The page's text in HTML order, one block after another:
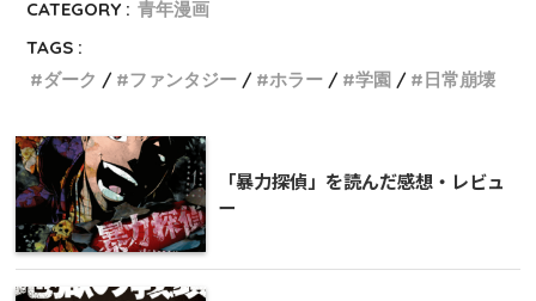
CATEGORY : 青年漫画
TAGS :
ダーク
ファンタジー ホラー 学園 日常崩壊
「暴力探偵」を読んだ感想・レビュ
ー